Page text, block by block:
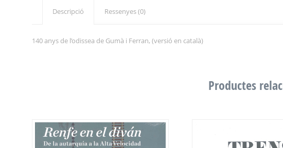
Descripció Ressenyes (0)
140 anys de l’odissea de Gumà i Ferran, (versió en català)
Productes